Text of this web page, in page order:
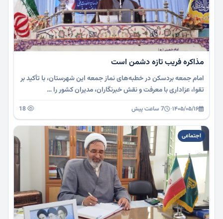
مذاکره فریب تازه دشمن است
امام جمعه بردسکن در خطبه‌های نماز جمعه این شهرستان، با تأکید بر
تقوا، عزاداری با معرفت و نقش خبرنگاران، مدیران کشور را …
۱۴۰۵/۰۵/۱۶· 7 ساعت پیش
اجتماعی